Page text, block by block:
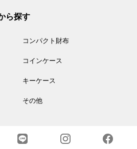
ら探す
コンパクト財布
コインケース
キーケース
その他